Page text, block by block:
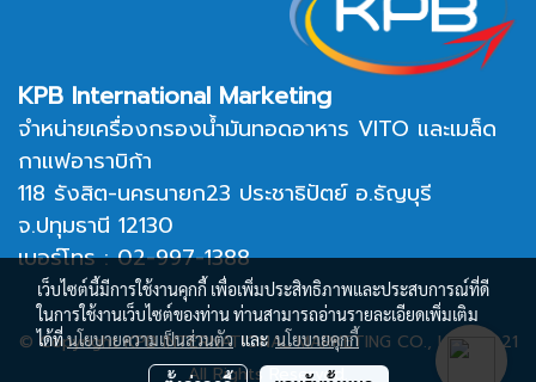
KPB International Marketing
จำหน่ายเครื่องกรองน้ำมันทอดอาหาร VITO และเมล็ด
กาแฟอาราบิก้า
118 รังสิต-นครนายก23 ประชาธิปัตย์ อ.ธัญบุรี
จ.ปทุมธานี 12130
เบอร์โทร : 02-997-1388
© Copyright KPB INTERNATIONAL MARKETING CO., LTD. 2021
All Rights Reserved.
เว็บไซต์นี้มีการใช้งานคุกกี้ เพื่อเพิ่มประสิทธิภาพและประสบการณ์ที่ดี
ในการใช้งานเว็บไซต์ของท่าน ท่านสามารถอ่านรายละเอียดเพิ่มเติม
ได้ที่นโยบายความเป็นส่วนตัวและนโยบายคุกกี้